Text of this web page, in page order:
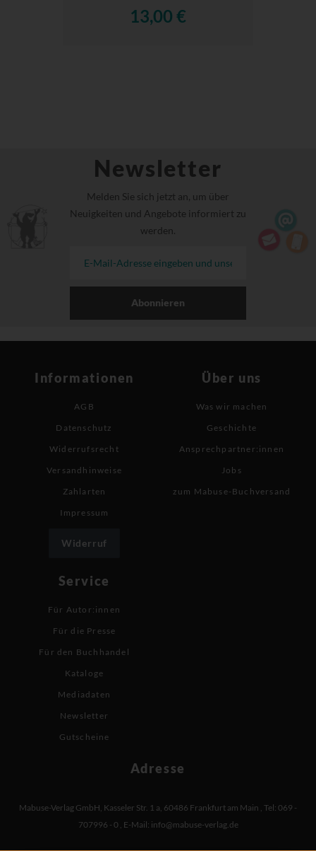
13,00 €
Newsletter
Melden Sie sich jetzt an, um über
Neuigkeiten und Angebote informiert zu
werden.
Abonnieren
Informationen
AGB
Datenschutz
Widerrufsrecht
Versandhinweise
Zahlarten
Impressum
Widerruf
Über uns
Was wir machen
Geschichte
Ansprechpartner:innen
Jobs
zum Mabuse-Buchversand
Service
Für Autor:innen
Für die Presse
Für den Buchhandel
Kataloge
Mediadaten
Newsletter
Gutscheine
Adresse
Mabuse-Verlag GmbH Kasseler Str. 1 a 60486 Frankfurt am Main Tel: 069 -
707996 - 0 E-Mail: info@mabuse-verlag.de